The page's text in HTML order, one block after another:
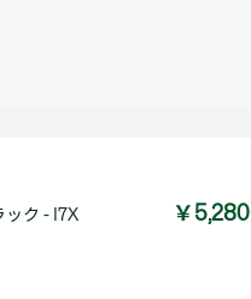
ック - I7X ￥5,280